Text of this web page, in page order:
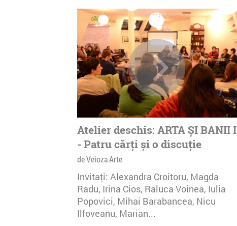
Atelier deschis: ARTA ȘI BANII I
- Patru cărți și o discuție
de Veioza Arte
Invitaţi: Alexandra Croitoru, Magda
Radu, Irina Cios, Raluca Voinea, Iulia
Popovici, Mihai Barabancea, Nicu
Ilfoveanu, Marian...